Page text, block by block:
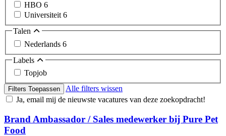
HBO 6
Universiteit 6
Talen
Nederlands 6
Labels
Topjob
Filters Toepassen
Alle filters wissen
Ja, email mij de nieuwste vacatures van deze zoekopdracht!
Brand Ambassador / Sales medewerker bij Pure Pet
Food